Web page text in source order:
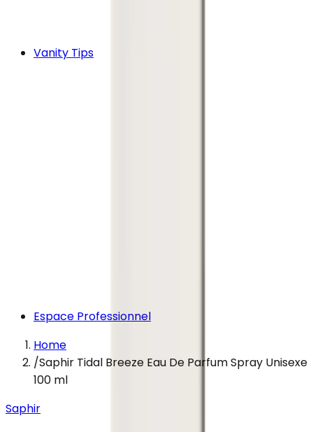
Vanity Tips
Espace Professionnel
Home
/Saphir Tidal Breeze Eau De Parfum Spray Unisexe
100 ml
Saphir